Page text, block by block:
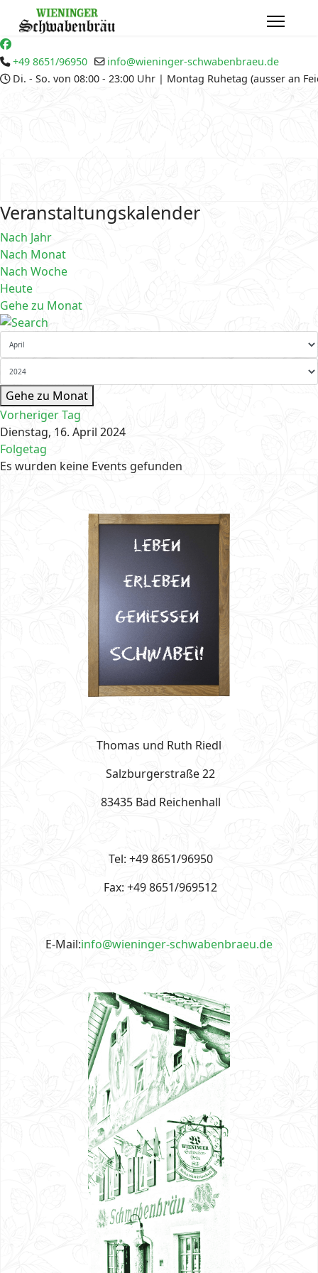
+49 8651/96950
info@wieninger-schwabenbraeu.de
Di. - So. von 08:00 - 23:00 Uhr | Montag Ruhetag (ausser an
Veranstaltungskalender
Nach Jahr
Nach Monat
Nach Woche
Heute
Gehe zu Monat
Gehe zu Monat
Vorheriger Tag
Dienstag, 16. April 2024
Folgetag
Es wurden keine Events gefunden
Thomas und Ruth Riedl
Salzburgerstraße 22
83435 Bad Reichenhall
Tel: +49 8651/96950
Fax: +49 8651/969512
E-Mail:info@wieninger-schwabenbraeu.de